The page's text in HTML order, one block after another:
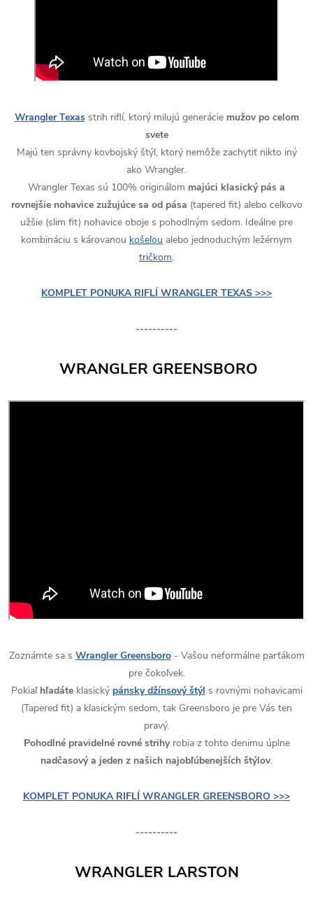
Wrangler Texasstrih riflí, ktorý milujú generácie mužov po celom
svete
Majú ten správny kovbojský štýl, ktorý nemôže zachytiť nikto iný
ako Wrangler.
Wrangler Texas sú 100% originálom majúci klasický pás a
rovnejšie nohavice zužujúce sa od pása (tapered fit) alebo celkovo
užšie (slim fit) nohavice oboje s pohodlným sedom. Ideálne pre
kombináciu s károvanou košeľou alebo jednoduchým ležérnym
tričkom.
KOMPLET PONUKA RIFLÍ WRANGLER TEXAS >>>
----------
WRANGLER GREENSBORO
Zoznámte sa s Wrangler Greensboro- Vašou neformálne parťákom
pre čokoľvek.
Pokiaľ hľadáteklasický pánsky džínsový štýl s rovnými nohavicami
(Tapered fit) a klasickým sedom, tak Greensboro je pre Vás ten
pravý.
Pohodlné pravidelné rovné strihyrobia z tohto denimu úplne
nadčasový a jeden z našich najobľúbenejších štýlov.
KOMPLET PONUKA RIFLÍ WRANGLER GREENSBORO >>>
----------
WRANGLER LARSTON